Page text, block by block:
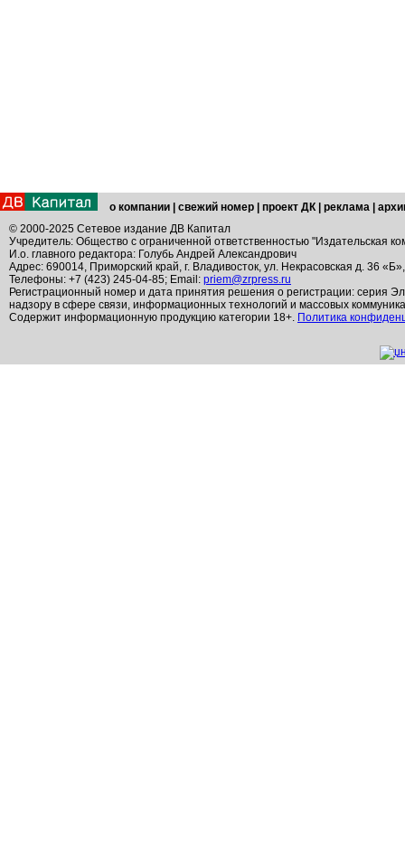
о компании свежий номер проект ДК реклама
© 2000-2025 Сетевое издание ДВ Капитал
Учредитель: Общество с ограниченной ответственностью "Издательская
И.о. главного редактора: Голубь Андрей Александрович
Адрес: 690014, Приморский край, г. Владивосток, ул. Некрасовская д. 36
Телефоны: +7 (423) 245-04-85; Email: priem@zrpress.ru
Регистрационный номер и дата принятия решения о регистрации: серия
надзору в сфере связи, информационных технологий и массовых
Содержит информационную продукцию категории 18+. Политика